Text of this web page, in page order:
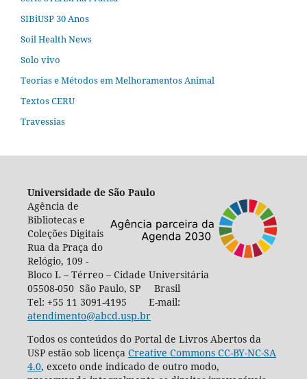
SIBiUSP 30 Anos
Soil Health News
Solo vivo
Teorias e Métodos em Melhoramentos Animal
Textos CERU
Travessias
Universidade de São Paulo
Agência de
Bibliotecas e
Coleções Digitais
Rua da Praça do
Relógio, 109 -
Bloco L – Térreo – Cidade Universitária
05508-050 São Paulo, SP Brasil
Tel: +55 11 3091-4195 E-mail:
atendimento@abcd.usp.br
Todos os conteúdos do Portal de Livros Abertos da
USP estão sob licença Creative Commons CC-BY-NC-SA
4.0, exceto onde indicado de outro modo,